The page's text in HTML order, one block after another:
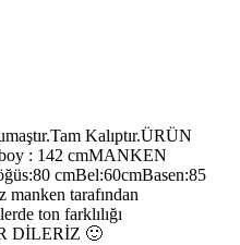
Kalıptır.ÜRÜN
: 142 cmMANKEN
cmBel:60cmBasen:85
manken tarafından
ton farklılığı
DİLERİZ 🙂